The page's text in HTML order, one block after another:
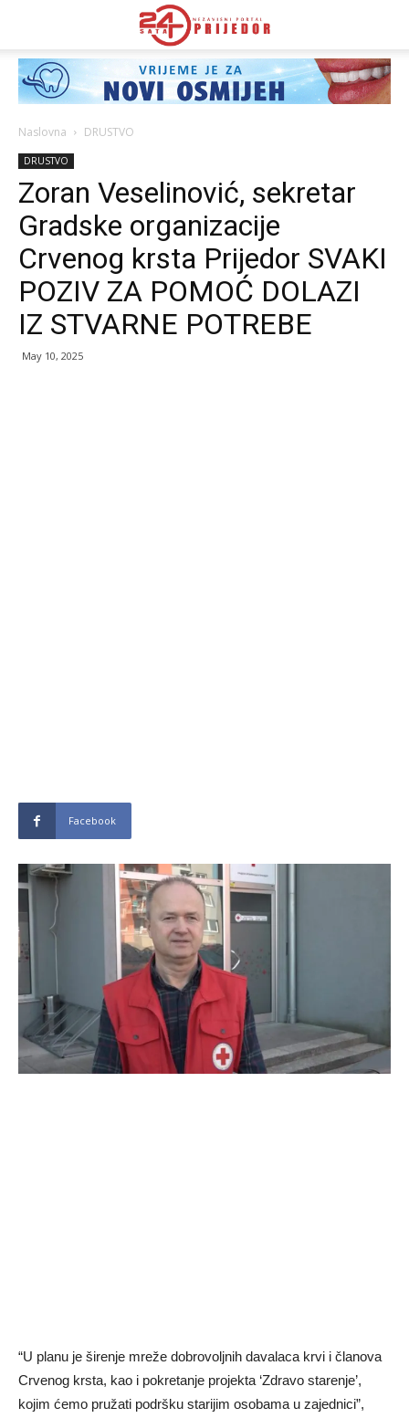
Naslovna DRUSTVO
DRUSTVO
Zoran Veselinović, sekretar
Gradske organizacije
Crvenog krsta Prijedor SVAKI
POZIV ZA POMOĆ DOLAZI
IZ STVARNE POTREBE
May 10, 2025
Facebook
“U planu je širenje mreže dobrovolјnih davalaca krvi i članova
Crvenog krsta, kao i pokretanje projekta ‘Zdravo starenje’,
kojim ćemo pružati podršku starijim osobama u zajednici”,